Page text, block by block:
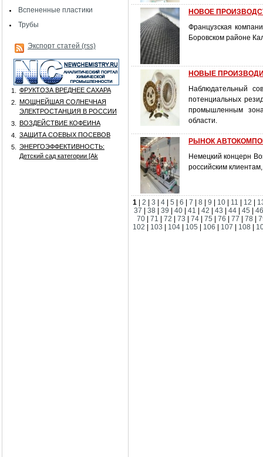
Вспененные пластики
Трубы
Экспорт статей (rss)
1.
ФРУКТОЗА ВРЕДНЕЕ САХАРА
2.
МОЩНЕЙШАЯ СОЛНЕЧНАЯ
ЭЛЕКТРОСТАНЦИЯ В РОССИИ
3.
ВОЗДЕЙСТВИЕ КОФЕИНА
4.
ЗАЩИТА СОЕВЫХ ПОСЕВОВ
5.
ЭНЕРГОЭФФЕКТИВНОСТЬ:
Детский сад категории [Аk
НОВОЕ
Французская
Боровском районе
НОВЫЕ
Наблюдательный
потенциальных
промышленным
области.
РЫНОК
Немецкий концерн
российским
1 2 3 4 5 6 7 8 9 10 11 12
37
|38 |39 |40 |41 |42 |43 |44 |45 |
70
71 72 73 74 75 76 77 78
102
103 104 105 106 107 108